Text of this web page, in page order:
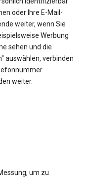
oder Ihre E-Mail-
weiter, wenn Sie
Werbung
sehen und die
auswählen, verbinden
weiter.
um zu